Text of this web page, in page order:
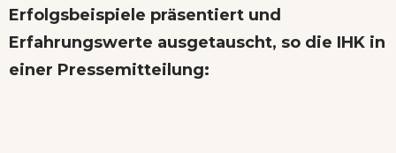
Erfolgsbeispiele präsentiert und
Erfahrungswerte ausgetauscht, so die IHK in
einer Pressemitteilung: